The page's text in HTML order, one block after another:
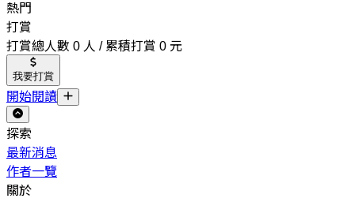
熱門
打賞
打賞總人數 0 人 / 累積打賞 0 元
我要打賞
開始閱讀
探索
最新消息
作者一覽
關於